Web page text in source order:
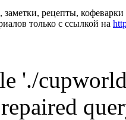
заметки, рецепты,
только с ссылкой на
'./